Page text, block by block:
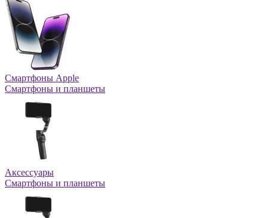
Смартфоны Apple
Смартфоны и планшеты
Аксессуары
Смартфоны и планшеты